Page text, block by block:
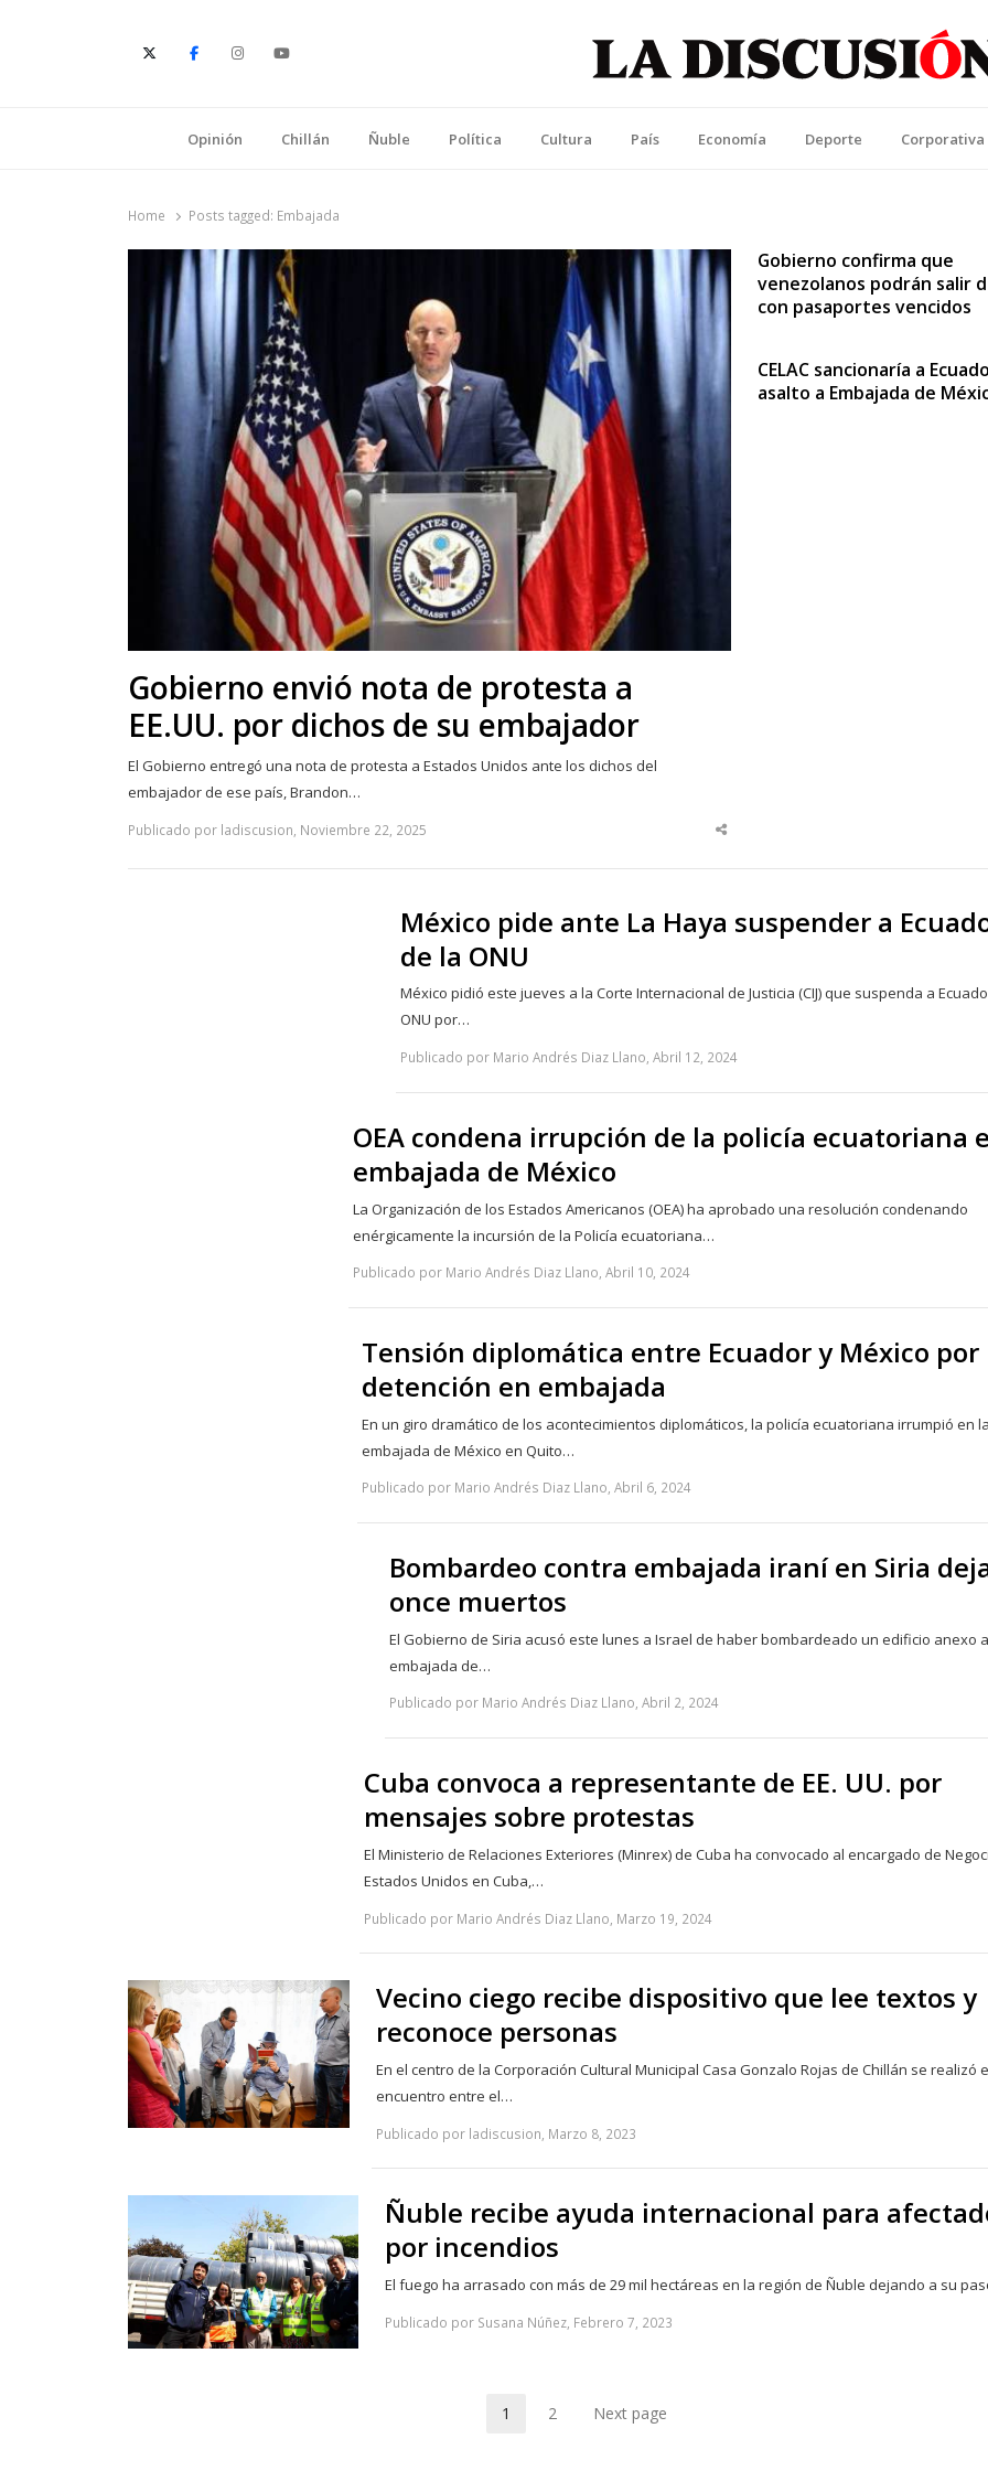
Opinión
Chillán Ñuble Política Cultura País Economía Deporte Corporativa
Home Posts tagged: Embajada
Gobierno envió nota de protesta a
EE.UU. por dichos de su embajador
El Gobierno entregó una nota de protesta a Estados Unidos ante los dichos del
embajador de ese país, Brandon…
Publicado por ladiscusion, Noviembre 22, 2025
Share
Gobierno confirma que
venezolanos podrán salir
con pasaportes vencidos
CELAC sancionaría a
asalto a Embajada de
México pide ante La Haya suspender a
de la ONU
México pidió este jueves a la Corte Internacional de Justicia (CIJ) que suspenda a
ONU por…
Publicado por Mario Andrés Diaz Llano, Abril 12, 2024
OEA condena irrupción de la policía ecuatoriana
embajada de México
La Organización de los Estados Americanos (OEA) ha aprobado una resolución condenando
enérgicamente la incursión de la Policía ecuatoriana…
Publicado por Mario Andrés Diaz Llano, Abril 10, 2024
Tensión diplomática entre Ecuador y México por
detención en embajada
En un giro dramático de los acontecimientos diplomáticos, la policía ecuatoriana irrumpió en
embajada de México en Quito…
Publicado por Mario Andrés Diaz Llano, Abril 6, 2024
Bombardeo contra embajada iraní en Siria
once muertos
El Gobierno de Siria acusó este lunes a Israel de haber bombardeado un edificio anexo
embajada de…
Publicado por Mario Andrés Diaz Llano, Abril 2, 2024
Cuba convoca a representante de EE. UU. por
mensajes sobre protestas
El Ministerio de Relaciones Exteriores (Minrex) de Cuba ha convocado al encargado de
Estados Unidos en Cuba,…
Publicado por Mario Andrés Diaz Llano, Marzo 19, 2024
Vecino ciego recibe dispositivo que lee textos y
reconoce personas
En el centro de la Corporación Cultural Municipal Casa Gonzalo Rojas de Chillán se realizó
encuentro entre el…
Publicado por ladiscusion, Marzo 8, 2023
Ñuble recibe ayuda internacional para
por incendios
El fuego ha arrasado con más de 29 mil hectáreas en la región de Ñuble dejando a su
Publicado por Susana Núñez, Febrero 7, 2023
Page
1 Page
2 Next page